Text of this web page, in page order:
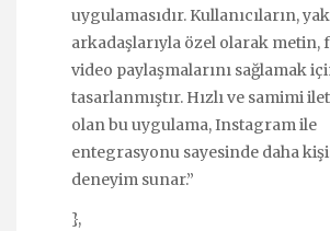
uygulamasıdır. Kullanıcıların,
arkadaşlarıyla özel olarak metin,
video paylaşmalarını sağlamak
tasarlanmıştır. Hızlı ve samimi
olan bu uygulama, Instagram ile
entegrasyonu sayesinde daha
deneyim sunar.”
},